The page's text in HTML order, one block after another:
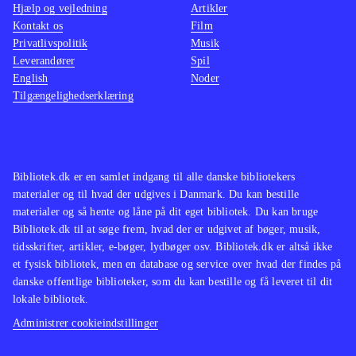
dog, at den voksne er fortrolig med
yoga i forvejen
På dansk er der ingen andre bøger
som omhandler yogaøvelser for børn
ønsker at lave yoga sammen med
børn.
Bibliotek.dk er en samlet indgang til alle danske bibliotekers
materialer og til hvad der udgives i Danmark. Du kan bestille
materialer og så hente og låne på dit eget bibliotek. Du kan bruge
Bibliotek.dk til at søge frem, hvad der er udgivet af bøger, musik,
tidsskrifter, artikler, e-bøger, lydbøger osv. Bibliotek.dk er altså ikke
et fysisk bibliotek, men en database og service over hvad der findes på
danske offentlige biblioteker, som du kan bestille og få leveret til dit
lokale bibliotek.
Administrer cookieindstillinger
Hjælp og vejledning
Kontakt os
Privatlivspolitik
Leverandører
English
Tilgængelighedserklæring
Artikler
Film
Musik
Spil
Noder